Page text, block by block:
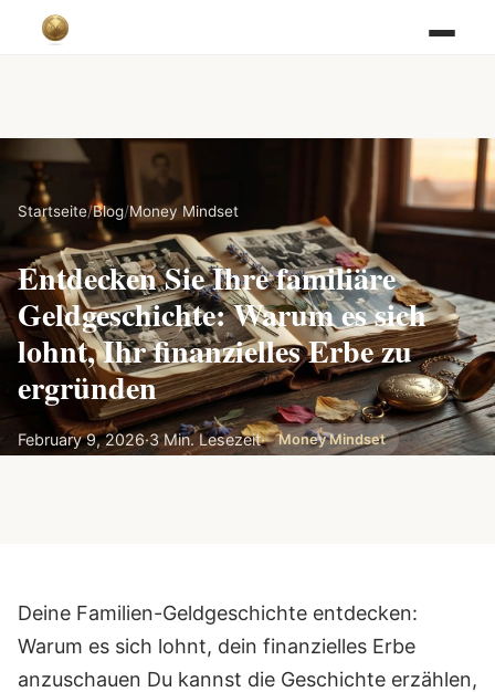
Startseite/Blog/Money Mindset
Entdecken Sie Ihre familiäre
Geldgeschichte: Warum es sich
lohnt, Ihr finanzielles Erbe zu
ergründen
February 9, 2026·3 Min. Lesezeit· Money Mindset
Deine Familien-Geldgeschichte entdecken:
Warum es sich lohnt, dein finanzielles Erbe
anzuschauen Du kannst die Geschichte erzählen,